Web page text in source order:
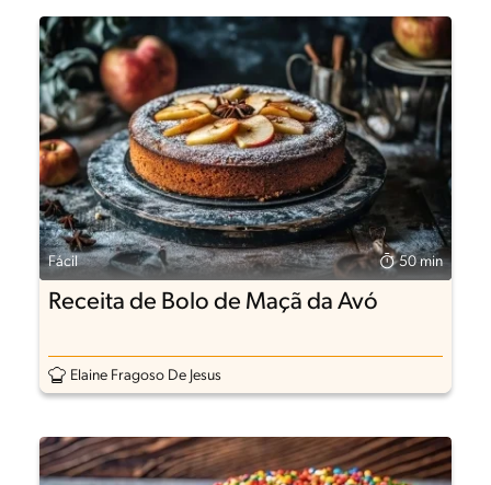
Fácil 50 min
Receita de Bolo de Maçã da Avó
Elaine Fragoso De Jesus